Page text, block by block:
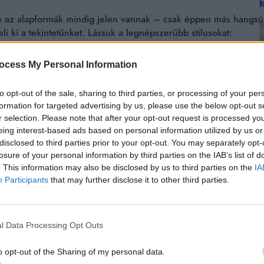
My Personal Information
opt-out of the sale, sharing to third parties, or processing of your
for targeted advertising by us, please use the below opt-out
selection. Please note that after your opt-out request is processed
interest-based ads based on personal information utilized by us
to third parties prior to your opt-out. You may separately
of your personal information by third parties on the IAB’s list of
This information may also be disclosed by us to third parties on the
Participants that may further disclose it to other third parties.
Data Processing Opt Outs
opt-out of the Sharing of my personal data.
alapformák mindig jelen vannak – csak éppen más
ki a tekintetünket. Lássuk a legnépszerűbb stílusokat:
közkedveltté. Fiatalos, modern megjelenést ad, és
hatást kelt.
majd természetesen visszahajlik, ezzel finom keretet
a tekintetet, és nőies vonásokat kölcsönöz.
mint egy „S” betű. Ez a stílus játékos, mégis elegáns, de
és optikailag megemeli a szemeket. Ez a forma